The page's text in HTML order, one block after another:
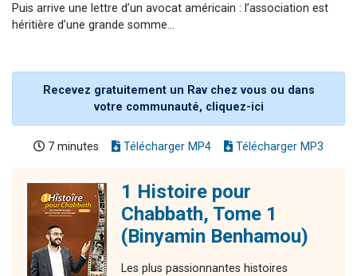
Puis arrive une lettre d’un avocat américain : l’association est
héritière d’une grande somme...
Recevez gratuitement un Rav chez vous ou dans
votre communauté, cliquez-ici
7 minutes Télécharger MP4 Télécharger MP3
1 Histoire pour
Chabbath, Tome 1
(Binyamin Benhamou)
Les plus passionnantes histoires